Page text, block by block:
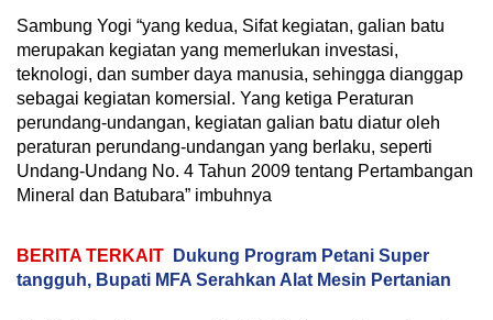
Sambung Yogi “yang kedua, Sifat kegiatan, galian batu
merupakan kegiatan yang memerlukan investasi,
teknologi, dan sumber daya manusia, sehingga dianggap
sebagai kegiatan komersial. Yang ketiga Peraturan
perundang-undangan, kegiatan galian batu diatur oleh
peraturan perundang-undangan yang berlaku, seperti
Undang-Undang No. 4 Tahun 2009 tentang Pertambangan
Mineral dan Batubara” imbuhnya
BERITA TERKAIT
Dukung Program Petani Super
tangguh, Bupati MFA Serahkan Alat Mesin Pertanian